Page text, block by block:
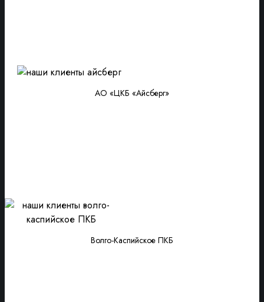
АО «ЦКБ «Айсберг»
Волго-Каспийское ПКБ